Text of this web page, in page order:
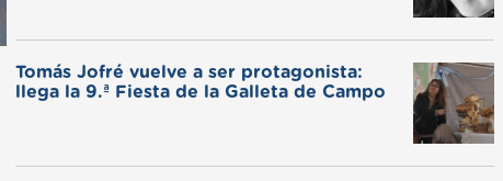
Tomás Jofré vuelve a ser protagonista:
llega la 9.ª Fiesta de la Galleta de Campo